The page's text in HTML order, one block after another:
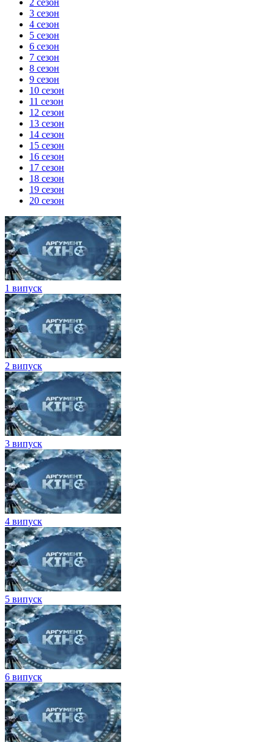
3 сезон
4 сезон
5 сезон
6 сезон
7 сезон
8 сезон
9 сезон
10 сезон
11 сезон
12 сезон
13 сезон
14 сезон
15 сезон
16 сезон
17 сезон
18 сезон
19 сезон
20 сезон
1 випуск
2 випуск
3 випуск
4 випуск
5 випуск
6 випуск